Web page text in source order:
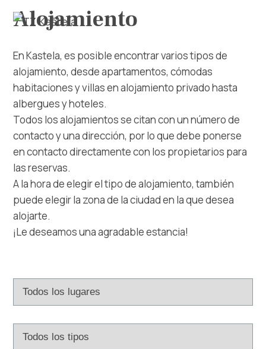
Explorar
Destino
Qué Hacer
Información
Safe in Dalmatia
es
Alojamiento
En Kastela, es posible encontrar varios tipos de
alojamiento, desde apartamentos, cómodas
habitaciones y villas en alojamiento privado hasta
albergues y hoteles.
Todos los alojamientos se citan con un número de
contacto y una dirección, por lo que debe ponerse
en contacto directamente con los propietarios para
las reservas.
A la hora de elegir el tipo de alojamiento, también
puede elegir la zona de la ciudad en la que desea
alojarte.
¡Le deseamos una agradable estancia!